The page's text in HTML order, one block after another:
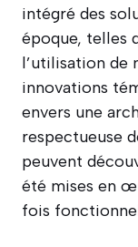
intégré des
époque, telles
l’utilisation de
innovations
envers une
respectueuse
peuvent
été mises en
fois